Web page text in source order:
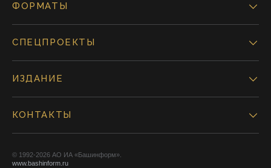
ФОРМАТЫ
СПЕЦПРОЕКТЫ
ИЗДАНИЕ
КОНТАКТЫ
© 1992-2026 АО ИА «Башинформ».
www.bashinform.ru